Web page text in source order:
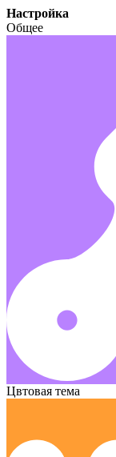
Настройка
Общее
Цвтовая тема